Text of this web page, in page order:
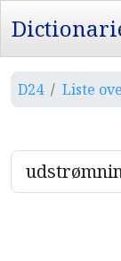
D24 Liste